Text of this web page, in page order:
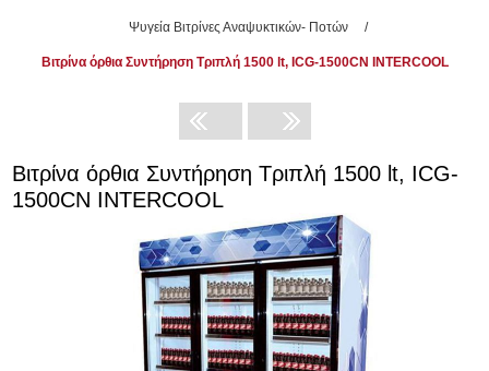
Ψυγεία Βιτρίνες Αναψυκτικών- Ποτών /
Βιτρίνα όρθια Συντήρηση Τριπλή 1500 lt, ICG-1500CN INTERCOOL
Βιτρίνα όρθια Συντήρηση Τριπλή 1500 lt, ICG-
1500CN INTERCOOL